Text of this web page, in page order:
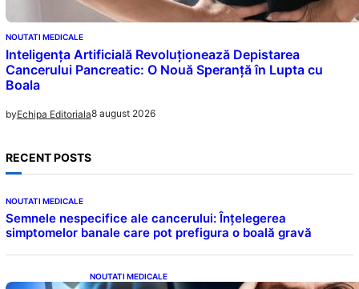
NOUTATI MEDICALE
Inteligența Artificială Revoluționează Depistarea
Cancerului Pancreatic: O Nouă Speranță în Lupta cu
Boala
byEchipa Editoriala8 august 2026
RECENT POSTS
NOUTATI MEDICALE
Semnele nespecifice ale cancerului: Înțelegerea
simptomelor banale care pot prefigura o boală gravă
NOUTATI MEDICALE